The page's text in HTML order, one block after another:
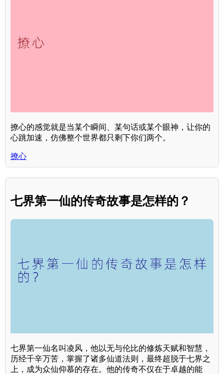
撩心的感觉就是当某个瞬间、某句话或某个眼神，让你的
心跳加速，仿佛整个世界都只剩下你们两个。
撩心
七界第一仙的传奇故事是怎样的？
七界第一仙名叫凌风，他以无与伦比的修炼天赋和智慧，
历经千辛万苦，掌握了诸多仙道法则，最终超脱于七界之
上，成为众仙仰慕的存在。他的传奇不仅在于卓越的能